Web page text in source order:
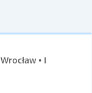
• I